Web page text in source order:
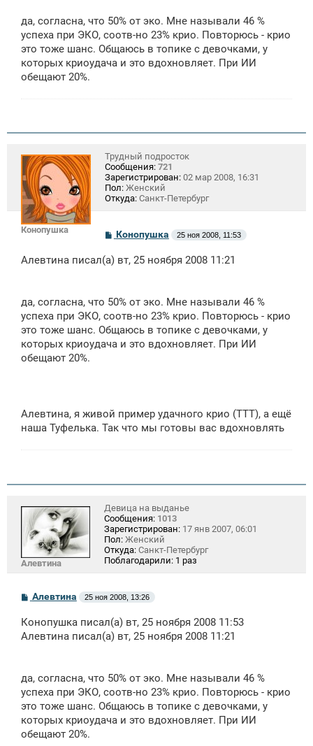
да, согласна, что 50% от эко. Мне называли 46 %
успеха при ЭКО, соотв-но 23% крио. Повторюсь - крио
это тоже шанс. Общаюсь в топике с девочками, у
которых криоудача и это вдохновляет. При ИИ
обещают 20%.
Конопушка
Трудный подросток
Сообщения: 721
Зарегистрирован: 02 мар 2008, 16:31
Пол: Женский
Откуда: Санкт-Петербург
С
б
и
Конопушка 25 ноя 2008, 11:53
Алевтина писал(а) вт, 25 ноября 2008 11:21
да, согласна, что 50% от эко. Мне называли 46 %
успеха при ЭКО, соотв-но 23% крио. Повторюсь - крио
это тоже шанс. Общаюсь в топике с девочками, у
которых криоудача и это вдохновляет. При ИИ
обещают 20%.
Алевтина, я живой пример удачного крио (ТТТ), а ещё
наша Туфелька. Так что мы готовы вас вдохновлять
Алевтина
Девица на выданье
Сообщения: 1013
Зарегистрирован: 17 янв 2007, 06:01
Пол: Женский
Откуда: Санкт-Петербург
Поблагодарили: 1 раз
С
б
щ
Алевтина 25 ноя 2008, 13:26
Конопушка писал(а) вт, 25 ноября 2008 11:53
Алевтина писал(а) вт, 25 ноября 2008 11:21
да, согласна, что 50% от эко. Мне называли 46 %
успеха при ЭКО, соотв-но 23% крио. Повторюсь - крио
это тоже шанс. Общаюсь в топике с девочками, у
которых криоудача и это вдохновляет. При ИИ
обещают 20%.